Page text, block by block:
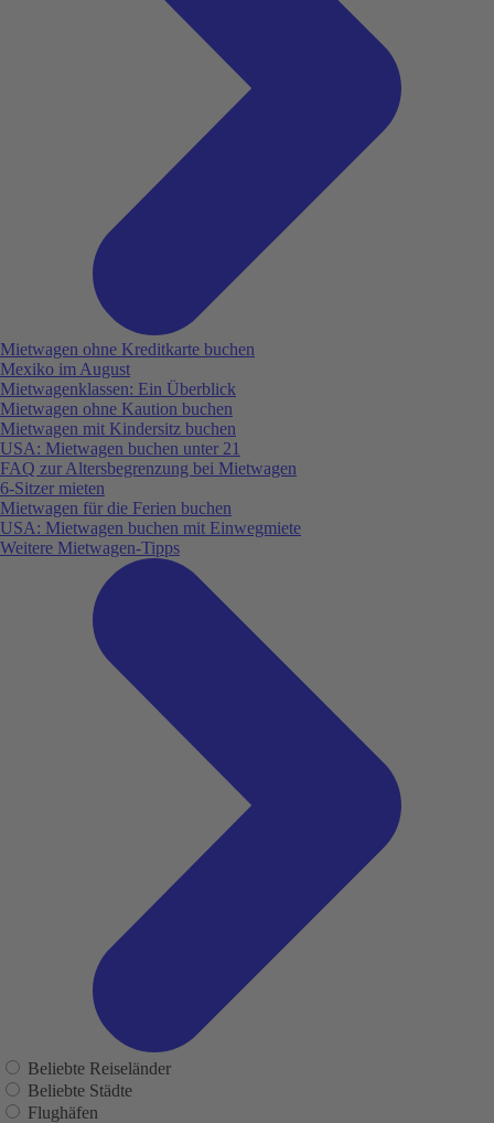
Mietwagen ohne Kreditkarte buchen
Mexiko im August
Mietwagenklassen: Ein Überblick
Mietwagen ohne Kaution buchen
Mietwagen mit Kindersitz buchen
USA: Mietwagen buchen unter 21
FAQ zur Altersbegrenzung bei Mietwagen
6-Sitzer mieten
Mietwagen für die Ferien buchen
USA: Mietwagen buchen mit Einwegmiete
Weitere Mietwagen-Tipps
Beliebte Reiseländer
Beliebte Städte
Flughäfen